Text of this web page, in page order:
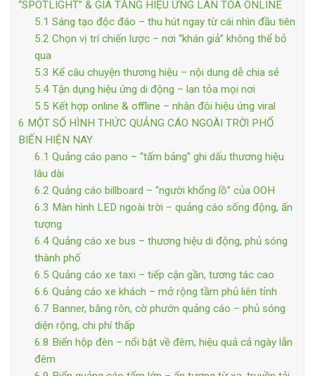
“SPOTLIGHT” & GIA TĂNG HIỆU ỨNG LAN TỎA ONLINE
5.1 Sáng tạo độc đáo – thu hút ngay từ cái nhìn đầu tiên
5.2 Chọn vị trí chiến lược – nơi “khán giả” không thể bỏ
qua
5.3 Kể câu chuyện thương hiệu – nội dung dễ chia sẻ
5.4Tận dụng hiệu ứng di động – lan tỏa mọi nơi
5.5 Kết hợp online & offline – nhân đôi hiệu ứng viral
6 MỘT SỐ HÌNH THỨC QUẢNG CÁO NGOÀI TRỜI PHỔ
BIẾN HIỆN NAY
6.1 Quảng cáo pano – “tấm bảng” ghi dấu thương hiệu
lâu dài
6.2 Quảng cáo billboard – “người khổng lồ” của OOH
6.3 Màn hình LED ngoài trời – quảng cáo sống động, ấn
tượng
6.4Quảng cáo xe bus – thương hiệu di động, phủ sóng
thành phố
6.5 Quảng cáo xe taxi – tiếp cận gần, tương tác cao
6.6 Quảng cáo xe khách – mở rộng tầm phủ liên tỉnh
6.7 Banner, băng rôn, cờ phướn quảng cáo – phủ sóng
diện rộng, chi phí thấp
6.8 Biển hộp đèn – nổi bật về đêm, hiệu quả cả ngày lẫn
đêm